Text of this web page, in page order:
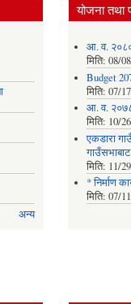
अन्य
योजना तथा
आ. व.
मिति:08/
Budget
मिति:07/
आ. व.
मिति: 10/
एकडारा
मिति: 11/
* निर्माण
मिति:07/